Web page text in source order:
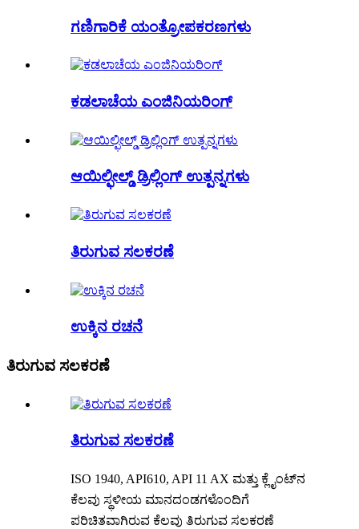
ಗಣಿಗಾರಿಕೆ ಯಂತ್ರೋಪಕರಣಗಳು
ಕಡಲಾಚೆಯ ಎಂಜಿನಿಯರಿಂಗ್
ಆಯಿಲ್ಫೀಲ್ಡ್ ಡ್ರಿಲ್ಲಿಂಗ್ ಉತ್ಪನ್ನಗಳು
ತಿರುಗುವ ಸಲಕರಣೆ
ಉಕ್ಕಿನ ರಚನೆ
ತಿರುಗುವ ಸಲಕರಣೆ
ತಿರುಗುವ ಸಲಕರಣೆ
ISO 1940, API610, API 11 AX ಮತ್ತು ಕ್ಲೈಂಟ್‌ನ
ಕೆಲವು ಸ್ಥಳೀಯ ಮಾನದಂಡಗಳೊಂದಿಗೆ
ಪರಿಚಿತವಾಗಿರುವ ಕೆಲವು ತಿರುಗುವ ಸಲಕರಣೆ